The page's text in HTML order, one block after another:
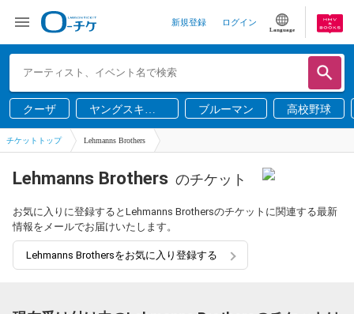
新規登録 ログイン
Language
クーザ
ヤングスキニ
ー
ブルーマン 高校野球
チケットトップ Lehmanns Brothers
Lehmanns Brothers のチケット
お気に入りに登録するとLehmanns Brothersのチケットに関連する最新
情報をメールでお届けいたします。
Lehmanns Brothersをお気に入り登録する